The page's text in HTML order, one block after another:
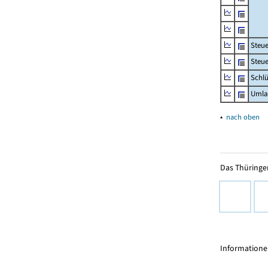
▴ nach oben
Das